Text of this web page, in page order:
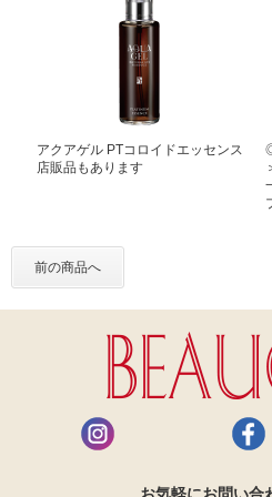
アクアゲル PTコロイドエッセンス
店販品もあります
前の商品へ
お気軽にお問い合